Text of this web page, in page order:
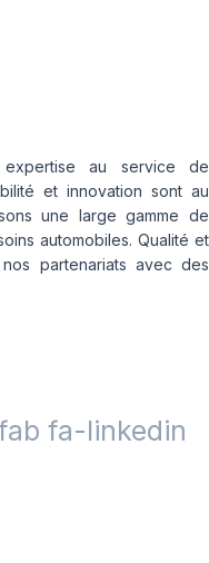
au service de
et innovation sont au
une large gamme de
automobiles. Qualité et
partenariats avec des
fa-linkedin